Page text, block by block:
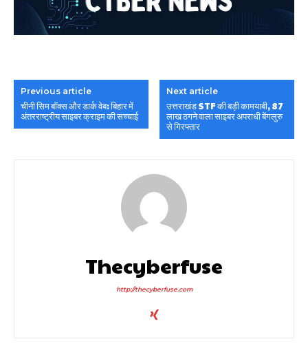
Previous article
चीनी सिम बॉक्स और डार्क वेब: बिहार में
अंतरराष्ट्रीय साइबर क्राइम की सच्चाई
Next article
उत्तराखंड STF की बड़ी कामयाबी, 87
लाख ठगने वाला साइबर अपराधी बेंगलुरु
से गिरफ्तार
Thecyberfuse
http://thecyberfuse.com